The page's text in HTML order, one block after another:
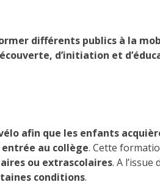
différents publics à la
d’initiation et
afin que les enfants
au collège. Cette
ou extrascolaires. A
conditions.